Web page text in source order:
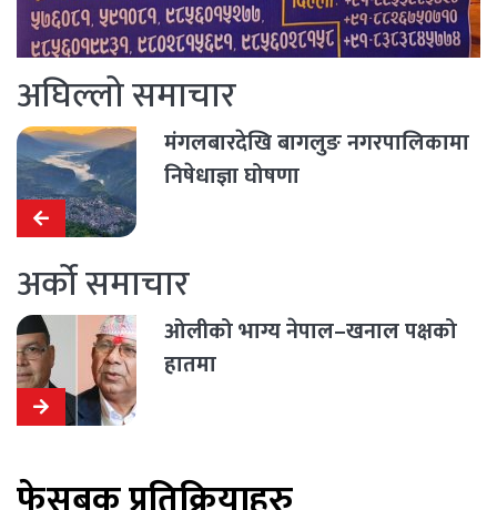
अघिल्लो समाचार
मंगलबारदेखि बागलुङ नगरपालिकामा
निषेधाज्ञा घोषणा
अर्को समाचार
ओलीको भाग्य नेपाल–खनाल पक्षको
हातमा